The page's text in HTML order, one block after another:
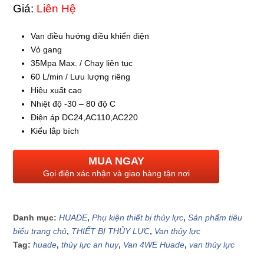
Giá: Liên Hệ
Van điều hướng điều khiển điện
Vỏ gang
35Mpa Max. / Chạy liên tục
60 L/min / Lưu lượng riêng
Hiệu xuất cao
Nhiệt độ -30 – 80 độ C
Điện áp DC24,AC110,AC220
Kiểu lắp bích
MUA NGAY
Gọi điện xác nhận và giao hàng tận nơi
Danh mục:HUADE,Phụ kiện thiết bị thủy lực,Sản phẩm tiêu
biểu trang chủ, THIẾT BỊ THỦY LỰC, Van thủy lực
Tag:huade,thủy lực an huy, Van 4WE Huade,van thủy lực